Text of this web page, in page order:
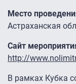
Место
Астраханская
Сайт
http://
В рамках Кубка